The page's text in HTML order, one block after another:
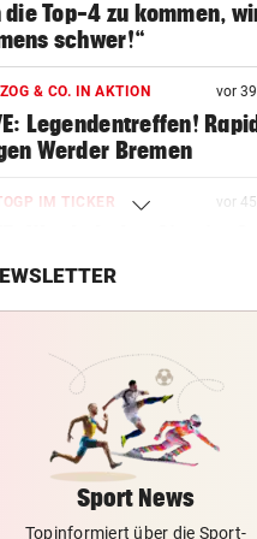
die Top-4 zu kommen,
schwer!“
& CO. IN AKTION vor
Legendentreffen!
Werder Bremen
IM TICKER vor
Silverstone?
TRIUMPH vor
Rundfahrt
IM NETZ
Fotos: Jetzt schießt
zurück
AUF 3. TITEL
Sport News
Topinformiert über die Sport-